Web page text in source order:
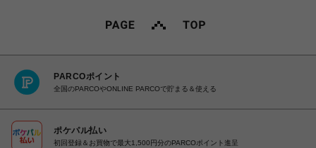
PARCOポイント
全国のPARCOやONLINE PARCOで貯まる＆使える
ポケパル払い
初回登録＆お買物で最大1,500円分のPARCOポイント進呈